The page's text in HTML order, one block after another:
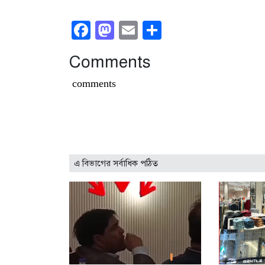
Facebook
Mastodon
Email
Comments
comments
এ বিভাগের সর্বাধিক পঠিত